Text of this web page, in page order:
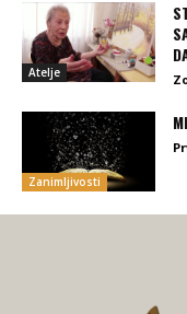
Atelje
Zanimljivosti